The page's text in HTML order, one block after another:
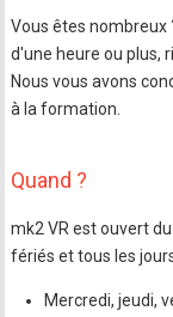
Vous êtes nombreux
d'une heure ou plus,
Nous vous avons
à la formation.
Quand ?
mk2 VR est ouvert
fériés et tous les
Mercredi, jeudi,